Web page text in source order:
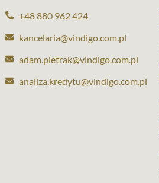
+48 880 962 424
kancelaria@vindigo.com.pl
adam.pietrak@vindigo.com.pl
analiza.kredytu@vindigo.com.pl